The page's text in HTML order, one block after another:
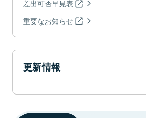
差出可否早見表
重要なお知らせ
更新情報